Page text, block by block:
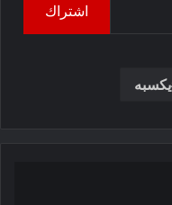
اشتراك
يكسبه